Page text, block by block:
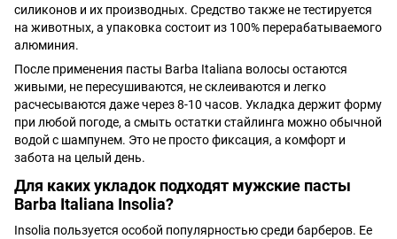
силиконов и их производных. Средство также не тестируется
на животных, а упаковка состоит из 100% перерабатываемого
алюминия.
После применения пасты Barba Italiana волосы остаются
живыми, не пересушиваются, не склеиваются и легко
расчесываются даже через 8-10 часов. Укладка держит форму
при любой погоде, а смыть остатки стайлинга можно обычной
водой с шампунем. Это не просто фиксация, а комфорт и
забота на целый день.
Для каких укладок подходят мужские пасты
Barba Italiana Insolia?
Insolia пользуется особой популярностью среди барберов. Ее